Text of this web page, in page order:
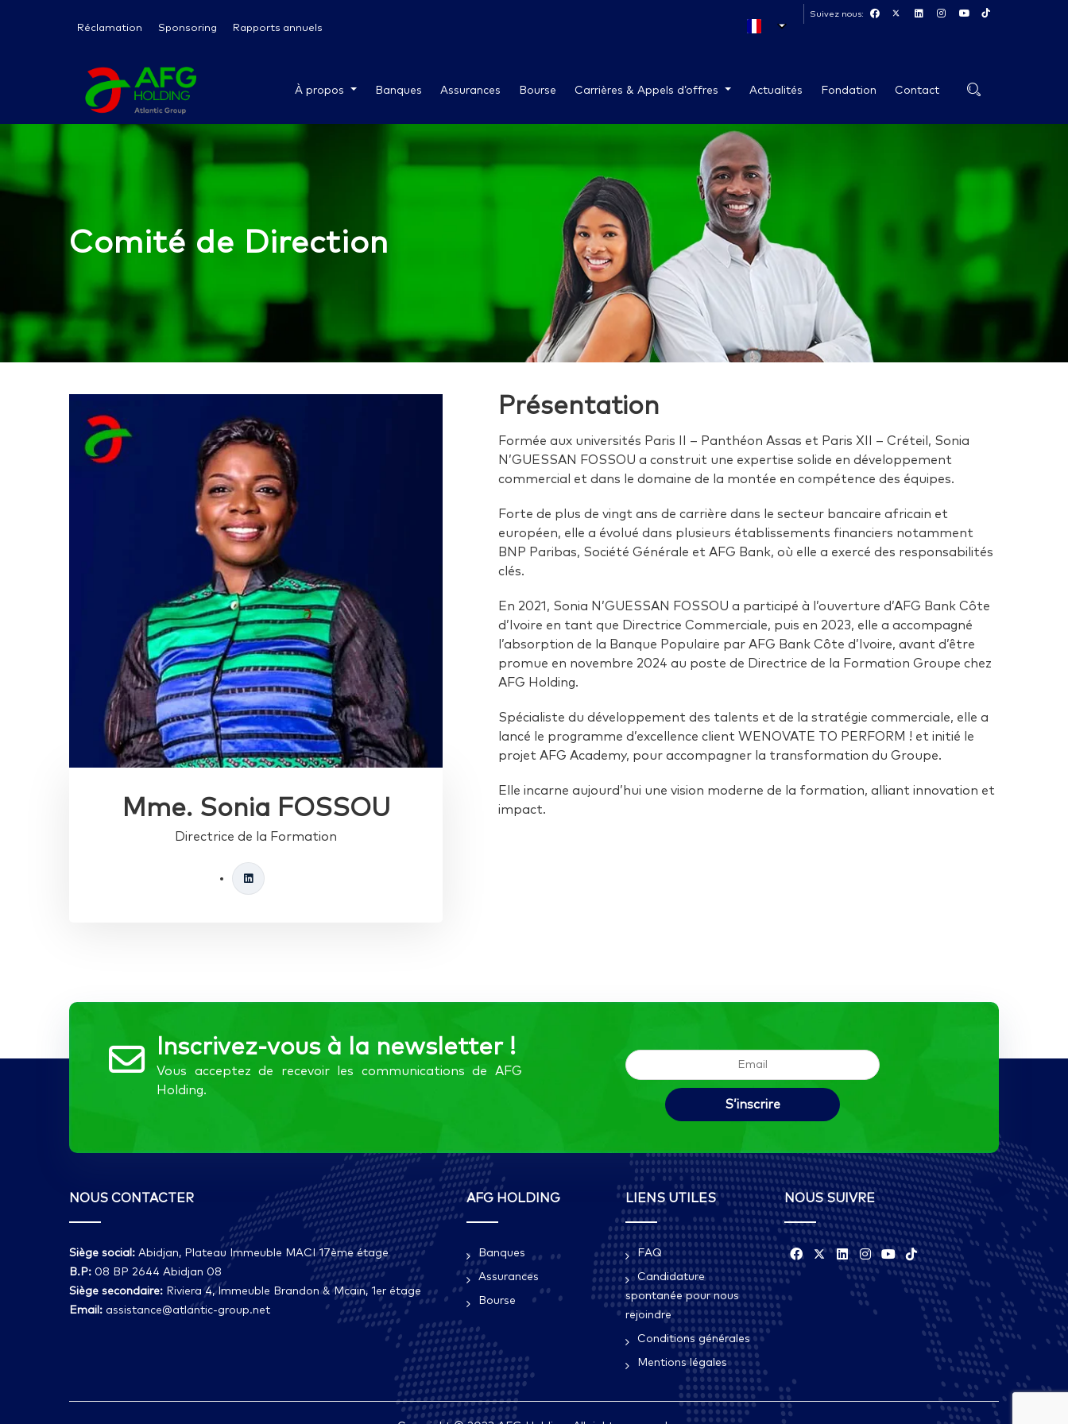
Réclamation Sponsoring Rapports annuels
Suivez nous:
À propos Banques Assurances Bourse Carrières & Appels d’offres Actualités Fondation Contact
Comité de Direction
Mme. Sonia FOSSOU
Directrice de la Formation
Présentation
Formée aux universités Paris II – Panthéon Assas et Paris XII – Créteil, Sonia
N’GUESSAN FOSSOU a construit une expertise solide en développement
commercial et dans le domaine de la montée en compétence des équipes.
Forte de plus de vingt ans de carrière dans le secteur bancaire africain et
européen, elle a évolué dans plusieurs établissements financiers notamment
BNP Paribas, Société Générale et AFG Bank, où elle a exercé des responsabilités
clés.
En 2021, Sonia N’GUESSAN FOSSOU a participé à l’ouverture d’AFG Bank Côte
d’Ivoire en tant que Directrice Commerciale, puis en 2023, elle a accompagné
l’absorption de la Banque Populaire par AFG Bank Côte d’Ivoire, avant d’être
promue en novembre 2024 au poste de Directrice de la Formation Groupe chez
AFG Holding.
Spécialiste du développement des talents et de la stratégie commerciale, elle a
lancé le programme d’excellence client WENOVATE TO PERFORM ! et initié le
projet AFG Academy, pour accompagner la transformation du Groupe.
Elle incarne aujourd’hui une vision moderne de la formation, alliant innovation et
impact.
Inscrivez-vous à la newsletter !
Vous acceptez de recevoir les communications de AFG
Holding.
NOUS CONTACTER
Siège social: Abidjan, Plateau Immeuble MACI 17ème étage
B.P: 08 BP 2644 Abidjan 08
Siège secondaire: Riviera 4, Immeuble Brandon & Mcain, 1er étage
Email: assistance@atlantic-group.net
AFG HOLDING
Banques
Assurances
Bourse
LIENS UTILES
FAQ
Candidature
spontanée pour nous
rejoindre
Conditions générales
Mentions légales
NOUS SUIVRE